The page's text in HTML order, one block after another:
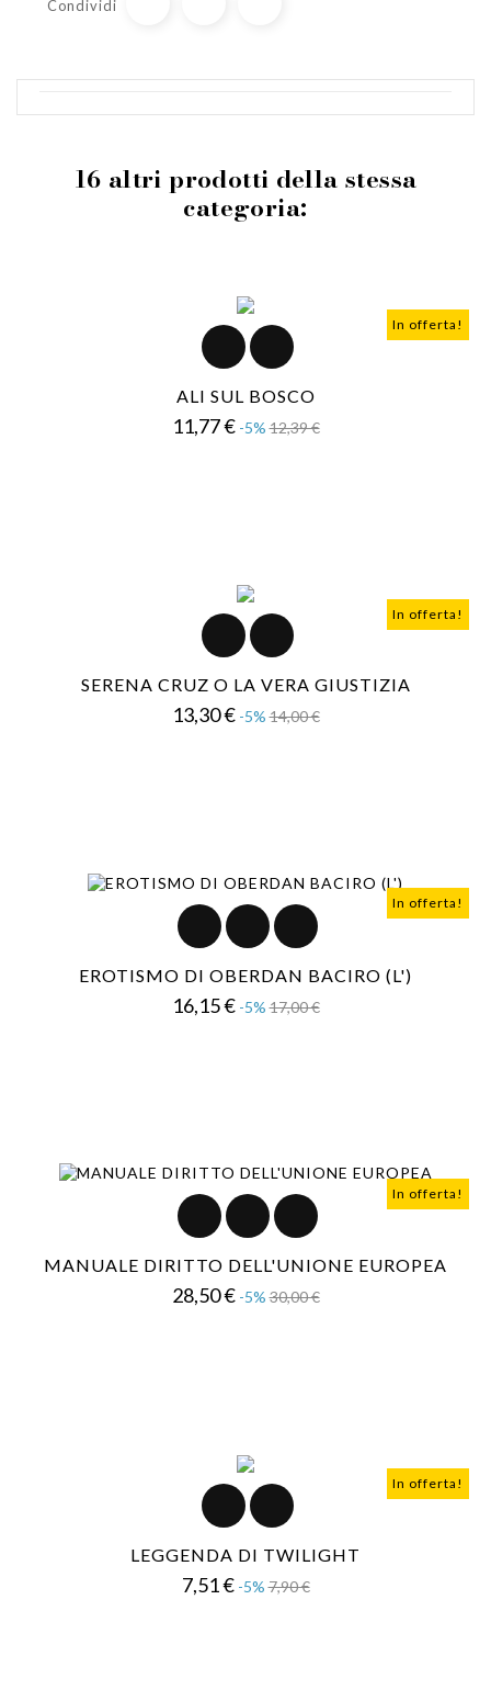
Condividi
16 altri prodotti della stessa
categoria:
In offerta!
ALI SUL BOSCO
11,77 € Prezzo
-5% 12,39 €Prezzo
In offerta!
SERENA CRUZ O LA VERA GIUSTIZIA
13,30 € Prezzo
-5% 14,00 €Prezzo
In offerta!
EROTISMO DI OBERDAN BACIRO (L')
16,15 € Prezzo
-5% 17,00 €Prezzo
In offerta!
MANUALE DIRITTO DELL'UNIONE EUROPEA
28,50 € Prezzo
-5% 30,00 €Prezzo
In offerta!
LEGGENDA DI TWILIGHT
7,51 € Prezzo
-5% 7,90 €Prezzo